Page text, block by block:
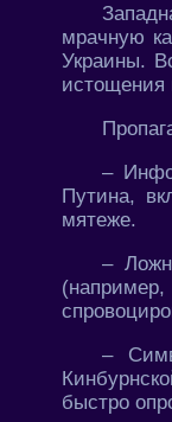
мрачную
Украины.
истощения
–
Путина,
мятеже.
–
(например,
–
быстро